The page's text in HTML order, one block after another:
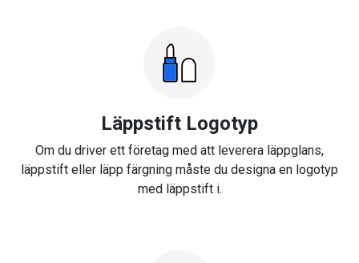
Läppstift Logotyp
Om du driver ett företag med att leverera läppglans,
läppstift eller läpp färgning måste du designa en logotyp
med läppstift i.